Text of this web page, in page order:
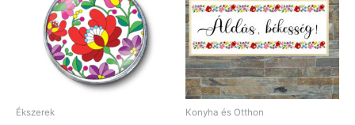
Ékszerek Konyha és Otthon